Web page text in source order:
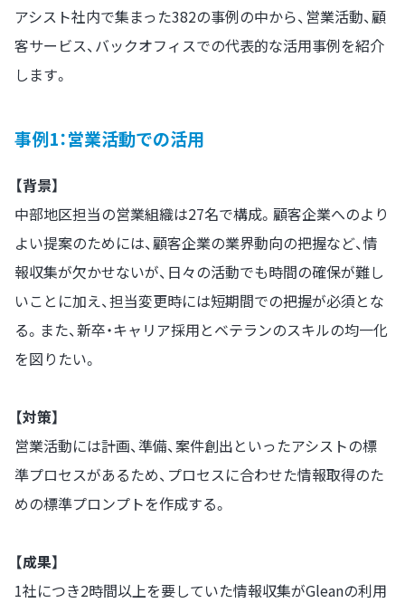
アシスト社内で集まった382の事例の中から、営業活動、顧
客サービス、バックオフィスでの代表的な活用事例を紹介
します。
事例1：営業活動での活用
【背景】
中部地区担当の営業組織は27名で構成。顧客企業へのより
よい提案のためには、顧客企業の業界動向の把握など、情
報収集が欠かせないが、日々の活動でも時間の確保が難し
いことに加え、担当変更時には短期間での把握が必須とな
る。また、新卒・キャリア採用とベテランのスキルの均一化
を図りたい。
【対策】
営業活動には計画、準備、案件創出といったアシストの標
準プロセスがあるため、プロセスに合わせた情報取得のた
めの標準プロンプトを作成する。
【成果】
1社につき2時間以上を要していた情報収集がGleanの利用